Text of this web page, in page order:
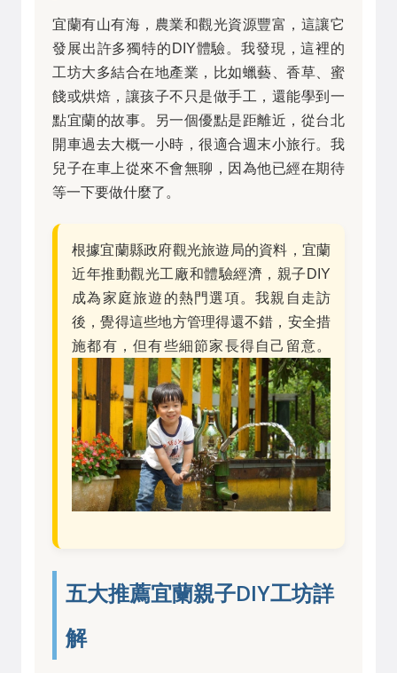
宜蘭有山有海，農業和觀光資源豐富，這讓它
發展出許多獨特的DIY體驗。我發現，這裡的
工坊大多結合在地產業，比如蠟藝、香草、蜜
餞或烘焙，讓孩子不只是做手工，還能學到一
點宜蘭的故事。另一個優點是距離近，從台北
開車過去大概一小時，很適合週末小旅行。我
兒子在車上從來不會無聊，因為他已經在期待
等一下要做什麼了。
根據宜蘭縣政府觀光旅遊局的資料，宜蘭
近年推動觀光工廠和體驗經濟，親子DIY
成為家庭旅遊的熱門選項。我親自走訪
後，覺得這些地方管理得還不錯，安全措
施都有，但有些細節家長得自己留意。
五大推薦宜蘭親子DIY工坊詳
解